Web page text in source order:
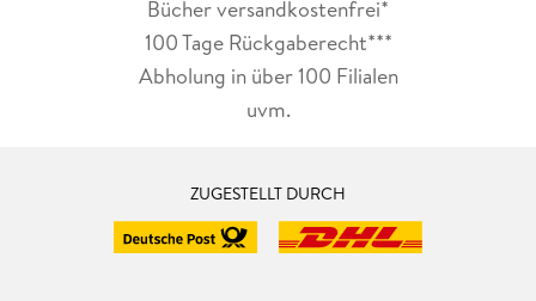
Bücher versandkostenfrei*
100 Tage Rückgaberecht***
Abholung in über 100 Filialen
uvm.
ZUGESTELLT DURCH